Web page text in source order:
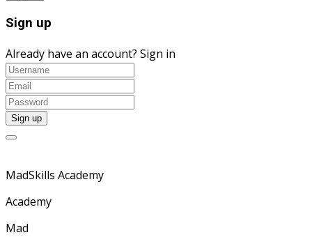
Sign up
Already have an account? Sign in
MadSkills Academy
Academy
Mad